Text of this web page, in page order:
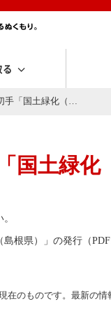
手「国土緑化（…
国土緑化
根県）」の発行（
在のものです。最新の